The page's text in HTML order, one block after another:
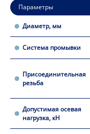
Параметры
Диаметр, мм
Система промывки
Присоединительная
резьба
Допустимая осевая
нагрузка, кН